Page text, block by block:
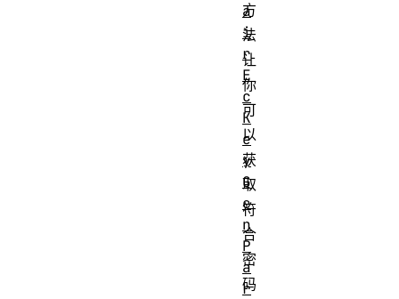
方
法
让
你
可
以
获
取
符
合
密
码
a
i
r
E
c
K
e
y
G
e
n
P
a
r